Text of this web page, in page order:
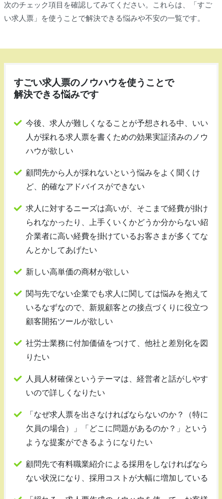
次のチェック項目を確認してみてください。これらは、「すご
い求人票」を使うことで解決できる悩みや不安の一覧です。
すごい求人票のノウハウを使うことで
解決できる悩みです
今後、求人が難しくなることが予想される中、いい
人が採れる求人票を書くための効果実証済みのノウ
ハウが欲しい
顧問先から人が採れないという悩みをよく聞くけ
ど、的確なアドバイスができない
求人に対するニーズは高いが、そこまで経費が掛け
られなかったり、上手くいくかどうか分からない紹
介業者に高い経費を掛けているお客さまが多くてな
んとかしてあげたい
新しい高単価の商材が欲しい
関与先でない企業でも求人に関しては悩みを抱えて
いるなずなので、新規顧客との接点づくりに役立つ
顧客開拓ツールが欲しい
社労士業務に付加価値をつけて、他社と差別化を図
りたい
人員人材確保というテーマは、経営者と話がしやす
いので詳しくなりたい
「なぜ求人票を出さなければならないのか？（特に
欠員の場合）」「どこに問題があるのか？」という
ような提案ができるようになりたい
顧問先で有料職業紹介による採用をしなければなら
ない状況になり、採用コストが大幅に増加している